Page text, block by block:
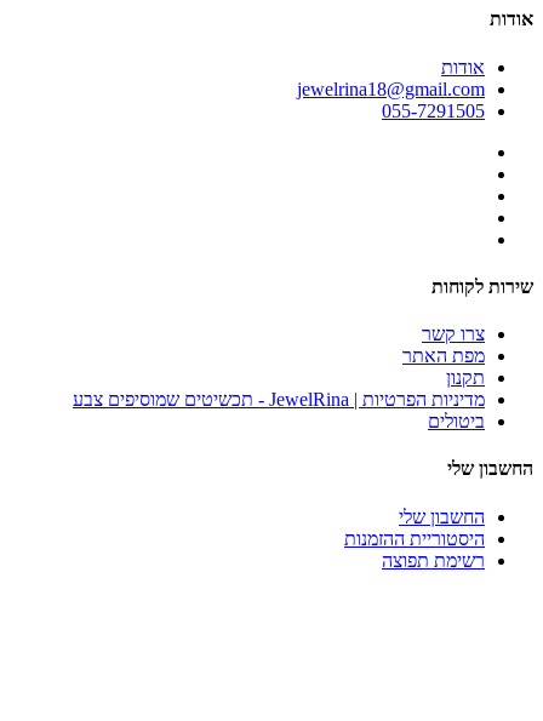
אודות
אודות
jewelrina18@gmail.com
055-7291505
שירות לקוחות
צרו קשר
מפת האתר
תקנון
מדיניות הפרטיות | JewelRina - תכשיטים שמוסיפים צבע
ביטולים
החשבון שלי
החשבון שלי
היסטוריית ההזמנות
רשימת תפוצה